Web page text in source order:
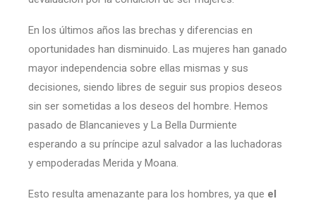
En los últimos años las brechas y diferencias en
oportunidades han disminuido. Las mujeres han ganado
mayor independencia sobre ellas mismas y sus
decisiones, siendo libres de seguir sus propios deseos
sin ser sometidas a los deseos del hombre. Hemos
pasado de Blancanieves y La Bella Durmiente
esperando a su príncipe azul salvador a las luchadoras
y empoderadas Merida y Moana.
Esto resulta amenazante para los hombres, ya que el